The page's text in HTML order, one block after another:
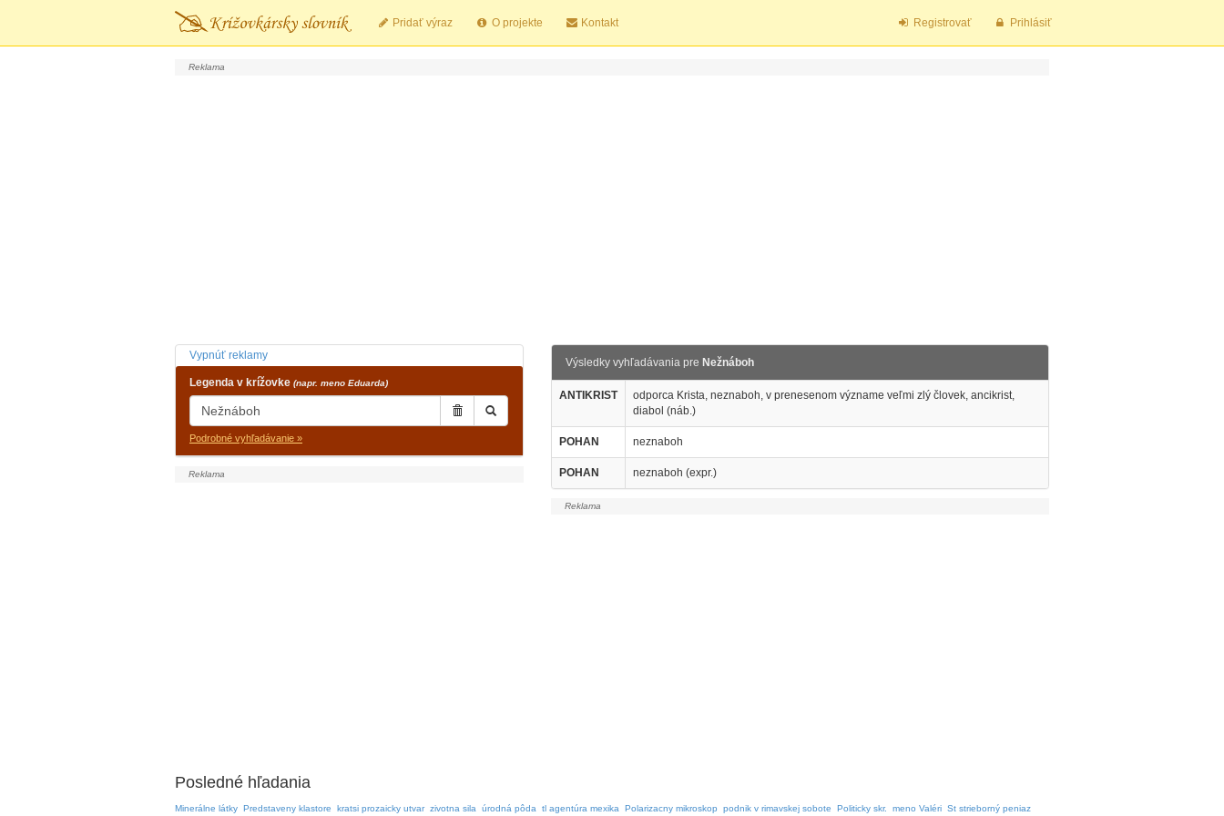
Pridať výraz O projekte Kontakt Registrovať Prihlásiť
Vypnúť reklamy
Legenda v krížovke (napr. meno Eduarda)
Podrobné vyhľadávanie »
Výsledky vyhľadávania pre Nežnáboh
ANTIKRIST
odporca Krista, neznaboh, v prenesenom význame veľmi zlý človek, ancikrist,
diabol (náb.)
POHAN neznaboh
POHAN neznaboh (expr.)
Posledné hľadania
Minerálne látky Predstaveny klastore kratsi prozaicky utvar zivotna sila úrodná pôda tl agentúra mexika Polarizacny mikroskop podnik v rimavskej sobote Politicky skr. meno Valéri St strieborný peniaz